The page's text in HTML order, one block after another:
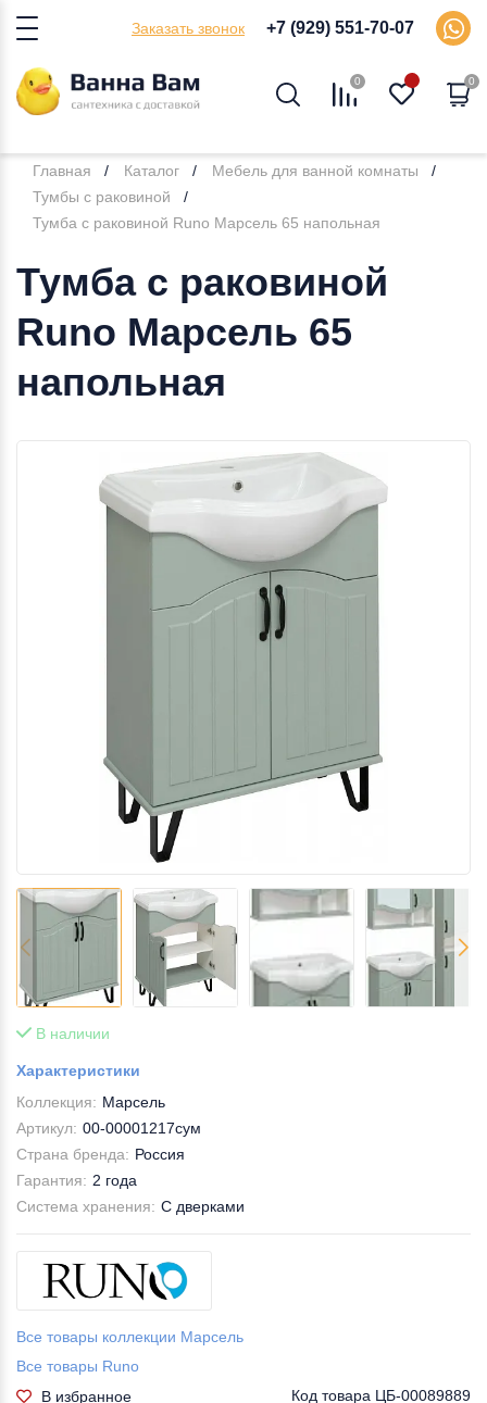
Заказать звонок +7 (929) 551-70-07
0 0
Главная Каталог
Мебель для ванной комнаты
Тумбы с раковиной
Тумба с раковиной Runo Марсель 65 напольная
Тумба с раковиной
Runo Марсель 65
напольная
В наличии
Характеристики
Коллекция: Марсель
Артикул: 00-00001217сум
Страна бренда: Россия
Гарантия: 2 года
Система хранения: С дверками
Все товары коллекции Марсель
Все товары Runo
В избранное
Код товара ЦБ-00089889